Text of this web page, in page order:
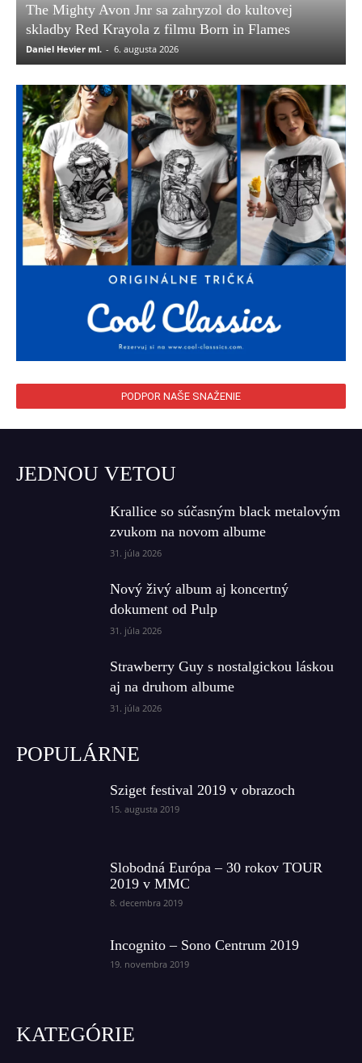
The Mighty Avon Jnr sa zahryzol do kultovej
skladby Red Krayola z filmu Born in Flames
Daniel Hevier ml. - 6. augusta 2026
PODPOR NAŠE SNAŽENIE
JEDNOU VETOU
Krallice so súčasným black metalovým
zvukom na novom albume
31. júla 2026
Nový živý album aj koncertný
dokument od Pulp
31. júla 2026
Strawberry Guy s nostalgickou láskou
aj na druhom albume
31. júla 2026
POPULÁRNE
Sziget festival 2019 v obrazoch
15. augusta 2019
Slobodná Európa – 30 rokov TOUR
2019 v MMC
8. decembra 2019
Incognito – Sono Centrum 2019
19. novembra 2019
KATEGÓRIE